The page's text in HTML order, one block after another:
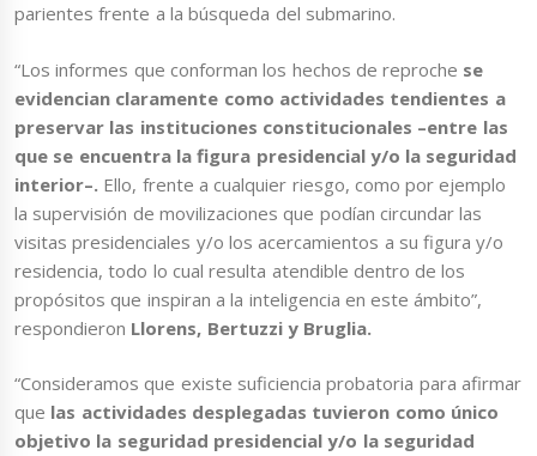
parientes frente a la búsqueda del submarino.
“Los informes que conforman los hechos de reproche se
evidencian claramente como actividades tendientes a
preservar las instituciones constitucionales –entre las
que se encuentra la figura presidencial y/o la seguridad
interior–. Ello, frente a cualquier riesgo, como por ejemplo
la supervisión de movilizaciones que podían circundar las
visitas presidenciales y/o los acercamientos a su figura y/o
residencia, todo lo cual resulta atendible dentro de los
propósitos que inspiran a la inteligencia en este ámbito”,
respondieron Llorens, Bertuzzi y Bruglia.
“Consideramos que existe suficiencia probatoria para afirmar
que las actividades desplegadas tuvieron como único
objetivo la seguridad presidencial y/o la seguridad